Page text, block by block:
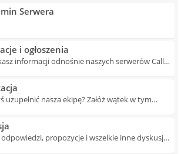
Serwera
i ogłoszenia
informacji odnośnie naszych serwerów Call
uzupełnić nasza ekipę? Załóż wątek w tym
propozycje i wszelkie inne dyskusje